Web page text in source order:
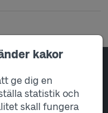
kakor
ge dig en
statistik och
skall fungera